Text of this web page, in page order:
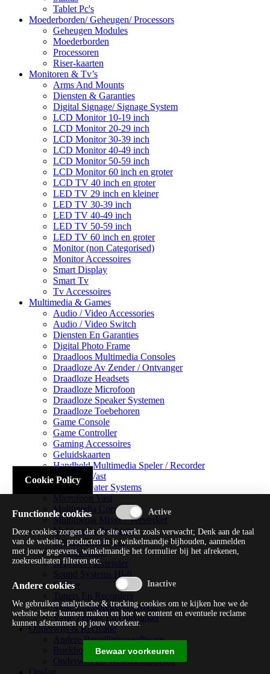
Tablet Pc's
Moederborden/ Geheugen/ Processors
Geheugen Modules
Moederborden
Processoren
Riser-kaarten
Monitoren & Tv’s
Arms And Mounts
Diensten & Garanties
Digital Signage/ Signage System
LCD Monitor 10-19 inch
LCD Monitor 20-29 inch
LCD Monitor 30-39 inch
LCD Monitor 40-49 inch
LCD Monitor 50-59 inch
LCD Monitor 60 inch en groter
LCD TV 40 inch en groter
LED TV 29 inch en kleiner
LED TV 30-39 inch
LED TV 40-49 inch
LED TV 50-59 inch
LED TV 60 inch en groter
Monitor (non Categorised)
Monitor Accessoires
Smart Display
Smart Tv
Tv Accessoires
Multimedia & Games
Audio / Video Accessories
Audio / Video Switch
Diensten En Garanties
Digital Photo Frame
Draadloos Multimedia Consoles
Draadloze Av Zender / Ontvanger
Draadloze Headsets
Draadloze Microfoon
Draadloze Speaker Systemen
Draadloze Toebehoren
Game Console
Game Controller
Gaming Accessoires
Geluidskaarten
Handheld Multimedia Speler / Recorder
Headsets Vast
Home Theater Systems
Microfoon Vast
Multimedia Consoles
Multimedia Mixer / Versterker
Multimedia Productie
Optical Disk Drive
Pc Videokaart
Repeater / Extender
Sound Systems Hi-fi
Splitter
Tuners En Recorders
Vaste Luidsprekersystemen
Vaste Zender En Ontvanger
Onderwijs & Recreatie
Andere Beveiligingssoftware
Boekhouding / Financiën
Onderwijs En Wetenschappelijk
Cookie Policy
Functionele cookies
Deze cookies zorgen dat de site werkt zoals verwacht; Denk aan de taal
van de website, producten in je winkelmandje bijhouden, aanmelden
met jouw gegevens, winkelmandje het formulier bij het afrekenen,
zoekresultaten filteren etc.
Andere cookies
We gebruiken analytische & tracking cookies om te kijken hoe we de
website beter kunnen maken en hoe we content en eventuele reclame
kunnen afstemmen op jouw voorkeur.
Bewaar voorkeuren